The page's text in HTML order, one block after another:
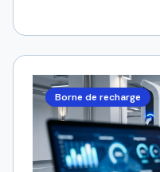
Borne de recharge